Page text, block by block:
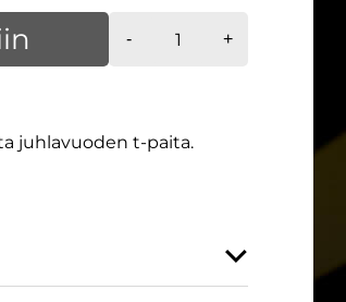
-
määrä
+
juhlavuoden t-paita.